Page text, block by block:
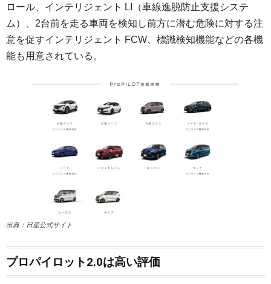
ロール、インテリジェント LI（車線逸脱防止支援システ
ム）、2台前を走る車両を検知し前方に潜む危険に対する注
意を促すインテリジェント FCW、標識検知機能などの各機
能も用意されている。
出典：日産公式サイト
プロパイロット2.0は高い評価